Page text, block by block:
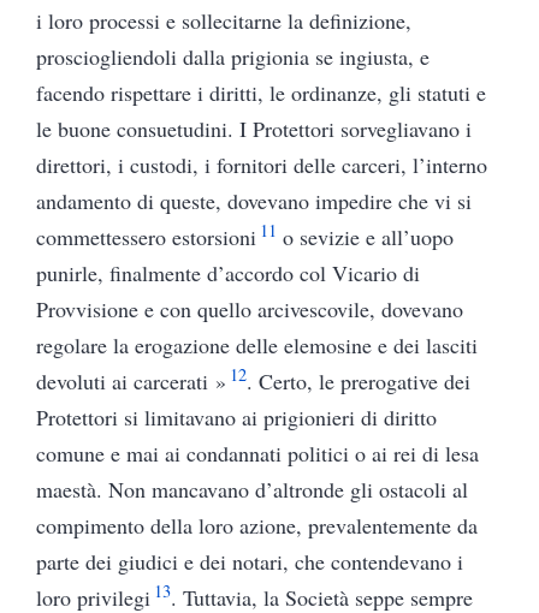
i loro processi e sollecitarne la definizione,
prosciogliendoli dalla prigionia se ingiusta, e
facendo rispettare i diritti, le ordinanze, gli statuti e
le buone consuetudini. I Protettori sorvegliavano i
direttori, i custodi, i fornitori delle carceri, l’interno
andamento di queste, dovevano impedire che vi si
commettessero estorsioni 11 o sevizie e all’uopo
punirle, finalmente d’accordo col Vicario di
Provvisione e con quello arcivescovile, dovevano
regolare la erogazione delle elemosine e dei lasciti
devoluti ai carcerati » 12. Certo, le prerogative dei
Protettori si limitavano ai prigionieri di diritto
comune e mai ai condannati politici o ai rei di lesa
maestà. Non mancavano d’altronde gli ostacoli al
compimento della loro azione, prevalentemente da
parte dei giudici e dei notari, che contendevano i
loro privilegi 13. Tuttavia, la Società seppe sempre